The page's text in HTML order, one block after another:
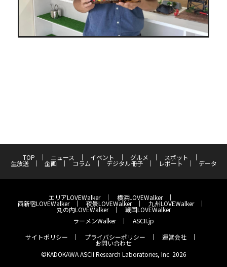
TOP ニュース イベント グルメ スポット
生放送 企画 コラム デジタル冊子 レポート データ
エリアLOVEWalker 横浜LOVEWalker
西新宿LOVEWalker 夜景LOVEWalker 九州LOVEWalker
丸の内LOVEWalker
戦国LOVEWalker
ラーメンWalker
ASCII.jp
サイトポリシー
プライバシーポリシー 運営会社
お問い合わせ
©KADOKAWA ASCII Research Laboratories, Inc. 2026